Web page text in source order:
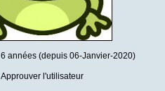
6 années (depuis 06-Janvier-2020)
Approuver l'utilisateur